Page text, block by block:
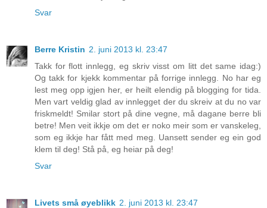
Svar
Berre Kristin 2. juni 2013 kl. 23:47
Takk for flott innlegg, eg skriv visst om litt det same idag:)
Og takk for kjekk kommentar på forrige innlegg. No har eg
lest meg opp igjen her, er heilt elendig på blogging for tida.
Men vart veldig glad av innlegget der du skreiv at du no var
friskmeldt! Smilar stort på dine vegne, må dagane berre bli
betre! Men veit ikkje om det er noko meir som er vanskeleg,
som eg ikkje har fått med meg. Uansett sender eg ein god
klem til deg! Stå på, eg heiar på deg!
Svar
Livets små øyeblikk 2. juni 2013 kl. 23:47